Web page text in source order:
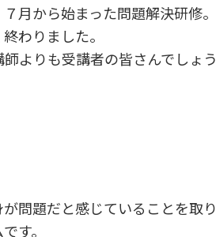
月から始まった問題解決研修。
わりました。
よりも受講者の皆さんでしょう
問題だと感じていることを取
す。